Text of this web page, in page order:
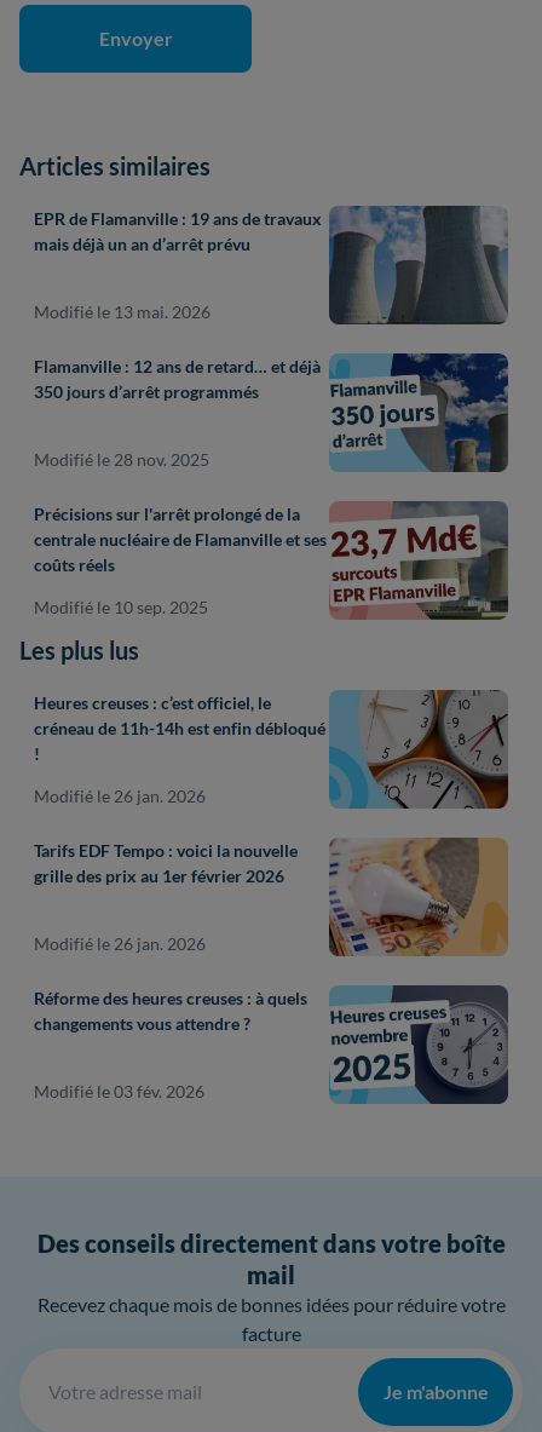
Articles similaires
EPR de Flamanville : 19 ans de travaux
mais déjà un an d’arrêt prévu
Modifié le 13 mai. 2026
Flamanville : 12 ans de retard… et déjà
350 jours d’arrêt programmés
Modifié le 28 nov. 2025
Précisions sur l'arrêt prolongé de la
centrale nucléaire de Flamanville et ses
coûts réels
Modifié le 10 sep. 2025
Les plus lus
Heures creuses : c’est officiel, le
créneau de 11h-14h est enfin débloqué
!
Modifié le 26 jan. 2026
Tarifs EDF Tempo : voici la nouvelle
grille des prix au 1er février 2026
Modifié le 26 jan. 2026
Réforme des heures creuses : à quels
changements vous attendre ?
Modifié le 03 fév. 2026
Des conseils directement dans votre boîte
mail
Recevez chaque mois de bonnes idées pour réduire votre
facture
Je m'abonne